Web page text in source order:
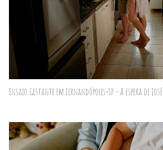
Ensaio Gestante em Fernandópolis-SP - A espera de José